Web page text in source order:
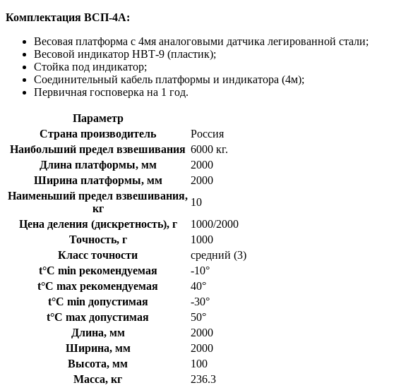
Комплектация ВСП-4А:
Весовая платформа с 4мя аналоговыми датчика легированной стали;
Весовой индикатор НВТ-9 (пластик);
Стойка под индикатор;
Соединительный кабель платформы и индикатора (4м);
Первичная госповерка на 1 год.
Параметр
Страна производитель
Россия
Наибольший предел взвешивания 6000 кг.
Длина платформы, мм
2000
Ширина платформы, мм
2000
Наименьший предел взвешивания,
кг
10
Цена деления (дискретность), г
1000/2000
Точность, г
1000
Класс точности
средний (3)
t°C min рекомендуемая
-10°
t°C max рекомендуемая
40°
t°C min допустимая
-30°
t°C max допустимая
50°
Длина, мм
2000
Ширина, мм
2000
Высота, мм
100
Масса, кг
236.3